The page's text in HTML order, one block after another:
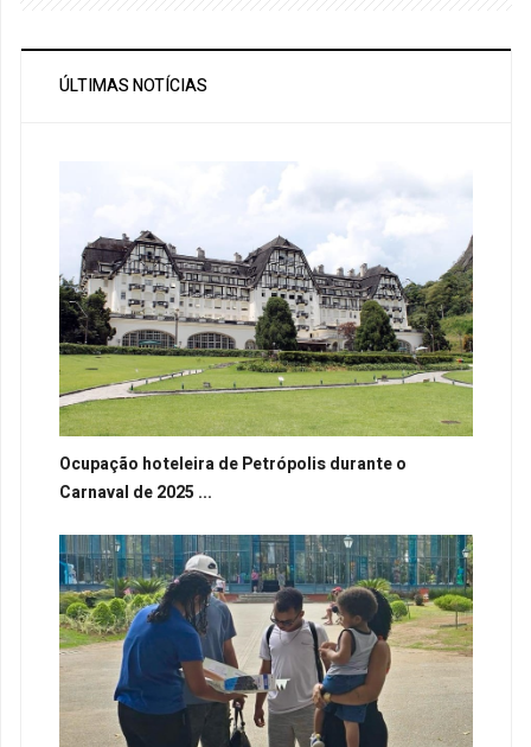
ÚLTIMAS NOTÍCIAS
Ocupação hoteleira de Petrópolis durante o
Carnaval de 2025 ...